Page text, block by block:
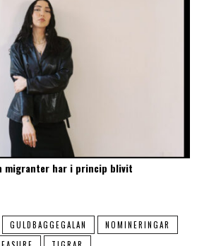
migranter har i princip blivit
GULDBAGGEGALAN
NOMINERINGAR